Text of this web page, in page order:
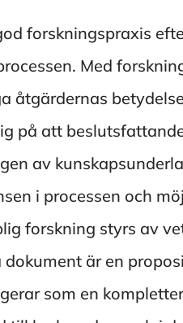
forskningspraxis
Med
åtgärdernas
på att
av
i processen och
forskning styrs av
är en
som en